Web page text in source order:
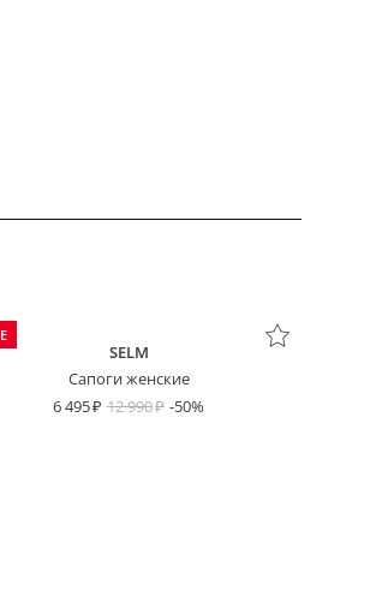
SELM
Сапоги женские
6 495
12 990 -50%